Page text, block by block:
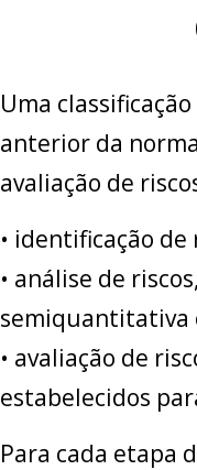
Uma
anterior da
avaliação de
• identificação de
• análise de
semiquantitativa
• avaliação de
estabelecidos
Para cada etapa